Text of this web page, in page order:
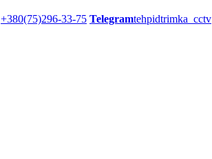
+380(75)296-33-75 Telegramtehpidtrimka_cctv